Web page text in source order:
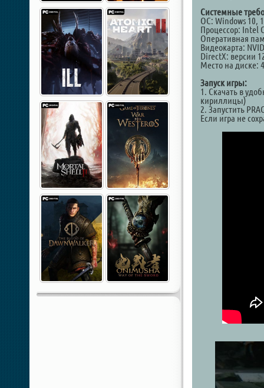
Системные
ОС: Windows 10,
Процессор: Intel
Оперативная
Видеокарта:
DirectX: версии
Место на диске:
Запуск игры:
1. Скачать в
кириллицы)
2. Запустить
Если игра не